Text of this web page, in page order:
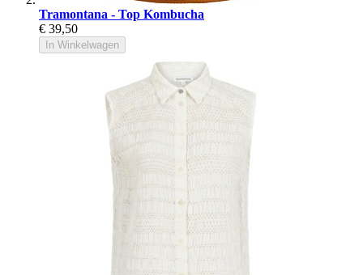
Tramontana - Top Kombucha
€ 39,50
In Winkelwagen